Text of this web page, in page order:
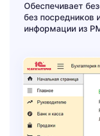
Обеспечивает
без посредников
информации из